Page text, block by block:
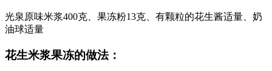
光泉原味米浆400克、果冻粉13克、有颗粒的花生酱适量、奶
油球适量
花生米浆果冻的做法：